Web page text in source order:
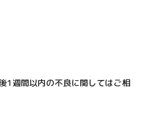
1週間以内の不良に関してはご相